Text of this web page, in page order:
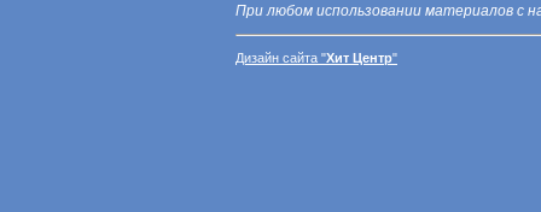
При любом использовании материалов с
Дизайн сайта "Хит Центр"